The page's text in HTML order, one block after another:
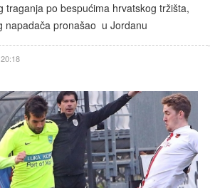
traganja po bespućima hrvatskog tržišta,
napadača pronašao u Jordanu